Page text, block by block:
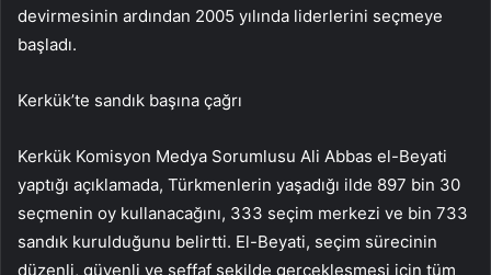
devirmesinin ardından 2005 yılında liderlerini seçmeye
başladı.
Kerkük’te sandık başına çağrı
Kerkük Komisyon Medya Sorumlusu Ali Abbas el-Beyati
yaptığı açıklamada, Türkmenlerin yaşadığı ilde 897 bin 30
seçmenin oy kullanacağını, 333 seçim merkezi ve bin 733
sandık kurulduğunu belirtti. El-Beyati, seçim sürecinin
düzenli, güvenli ve şeffaf şekilde gerçekleşmesi için tüm